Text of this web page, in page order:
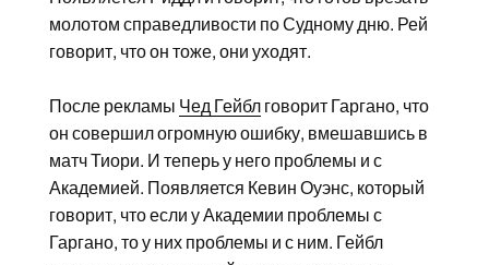
молотом справедливости по Судному дню. Рей
говорит, что он тоже, они уходят.
После рекламы Чед Гейблговорит Гаргано, что
он совершил огромную ошибку, вмешавшись в
матч Тиори. И теперь у него проблемы и с
Академией. Появляется Кевин Оуэнс, который
говорит, что если у Академии проблемы с
Гаргано, то у них проблемы и с ним. Гейбл